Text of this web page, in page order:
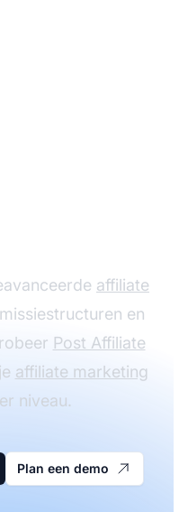
affiliate
en
Post Affiliate
affiliate marketing
niveau.
Plan een demo